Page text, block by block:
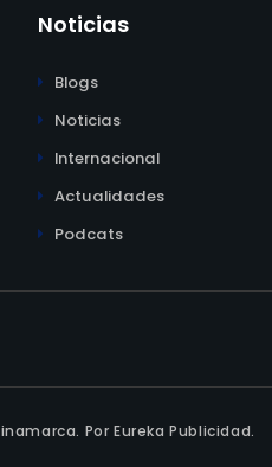
Noticias
Blogs
Noticias
Internacional
Actualidades
Podcats
Por Eureka Publicidad.